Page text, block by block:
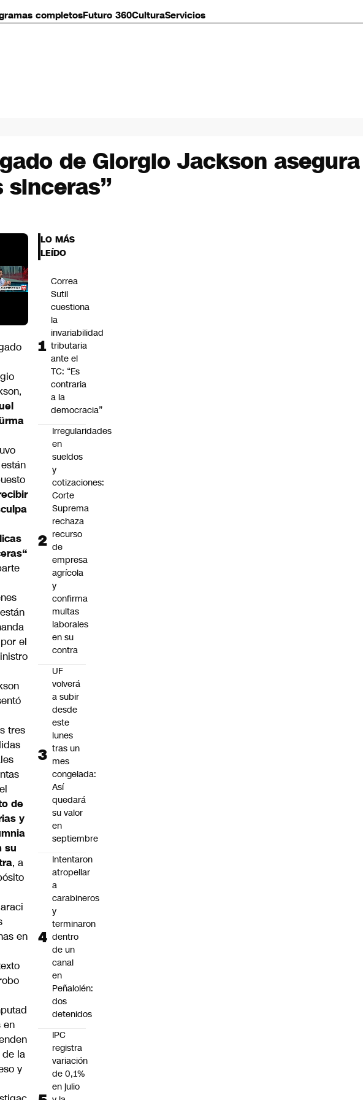
completosFuturo 360CulturaServicios
de Giorgio Jackson
sinceras”
,
“
el
tres
de
y
su
, a
en
en
la
y
LO MÁS
LEÍDO
Correa
Sutil
cuestiona
la
invariabilidad
tributaria
ante el
TC: “Es
contraria
a la
democracia”
Irregularidades
en
sueldos
y
cotizaciones:
Corte
Suprema
rechaza
recurso
de
empresa
agrícola
y
confirma
multas
laborales
en su
contra
UF
volverá
a subir
desde
este
lunes
tras un
mes
congelada:
Así
quedará
su valor
en
septiembre
Intentaron
atropellar
a
carabineros
y
terminaron
dentro
de un
canal
en
Peñalolén:
dos
detenidos
IPC
registra
variación
de 0,1%
en julio